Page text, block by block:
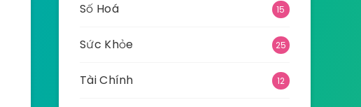
Số Hoá 15
Sức Khỏe 25
Tài Chính 12